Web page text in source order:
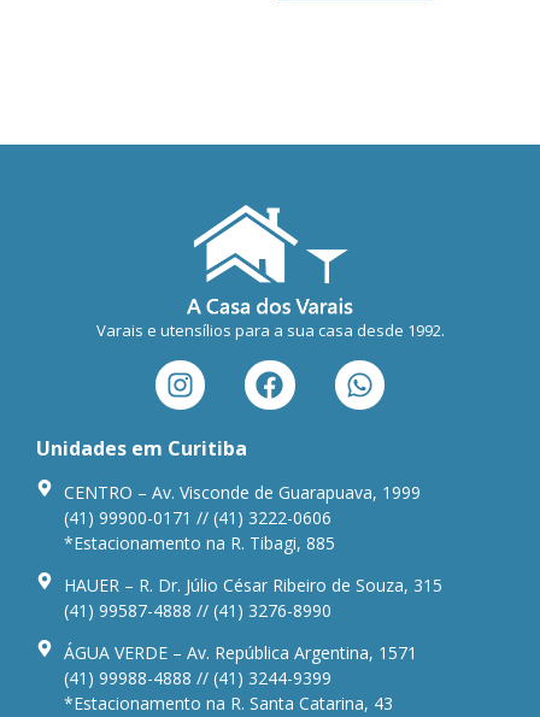
Varais e utensílios para a sua casa desde 1992.
Unidades em Curitiba
CENTRO – Av. Visconde de Guarapuava, 1999
(41) 99900-0171 // (41) 3222-0606
*Estacionamento na R. Tibagi, 885
HAUER – R. Dr. Júlio César Ribeiro de Souza, 315
(41) 99587-4888 // (41) 3276-8990
ÁGUA VERDE – Av. República Argentina, 1571
(41) 99988-4888 // (41) 3244-9399
*Estacionamento na R. Santa Catarina, 43